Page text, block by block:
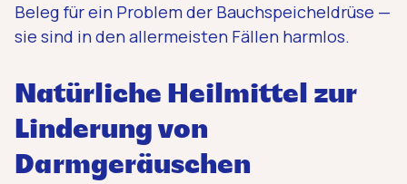
Beleg für ein Problem der Bauchspeicheldrüse —
sie sind in den allermeisten Fällen harmlos.
Natürliche Heilmittel zur
Linderung von
Darmgeräuschen